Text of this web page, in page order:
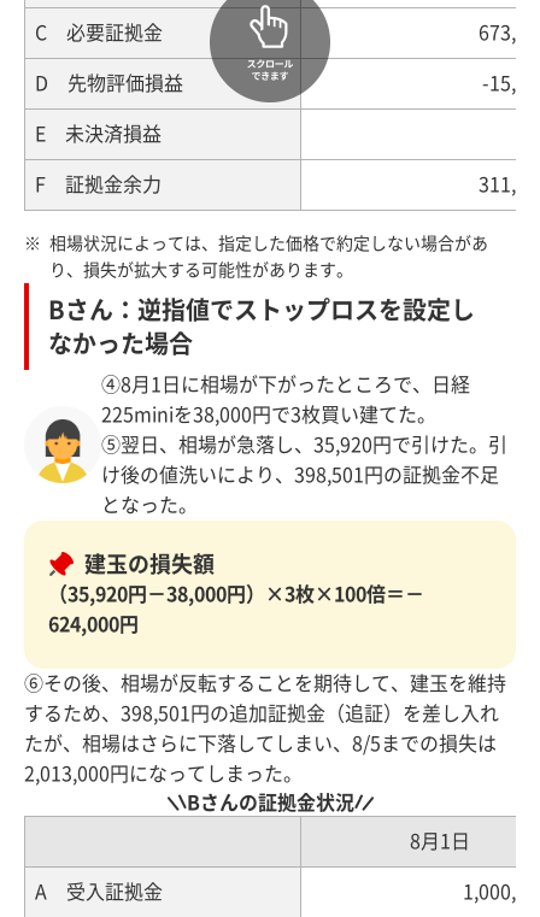
C 必要証拠金
D 先物評価損益 -
E 未決済損益
F 証拠金余力
相場状況によっては、指定した価格で約定しない場合があ
り、損失が拡大する可能性があります。
Bさん：逆指値でストップロスを設定し
なかった場合
④8月1日に相場が下がったところで、日経
225miniを38,000円で3枚買い建てた。
⑤翌日、相場が急落し、35,920円で引けた。引
け後の値洗いにより、398,501円の証拠金不足
となった。
建玉の損失額
（35,920円－38,000円）×3枚×100倍＝－
624,000円
⑥その後、相場が反転することを期待して、建玉を維持
するため、398,501円の追加証拠金（追証）を差し入れ
たが、相場はさらに下落してしまい、8/5までの損失は
2,013,000円になってしまった。
Bさんの証拠金状況
8月1日
A 受入証拠金